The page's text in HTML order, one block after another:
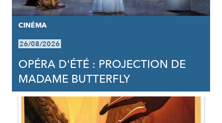
CINÉMA
26/08/2026
OPÉRA D'ÉTÉ : PROJECTION DE
MADAME BUTTERFLY